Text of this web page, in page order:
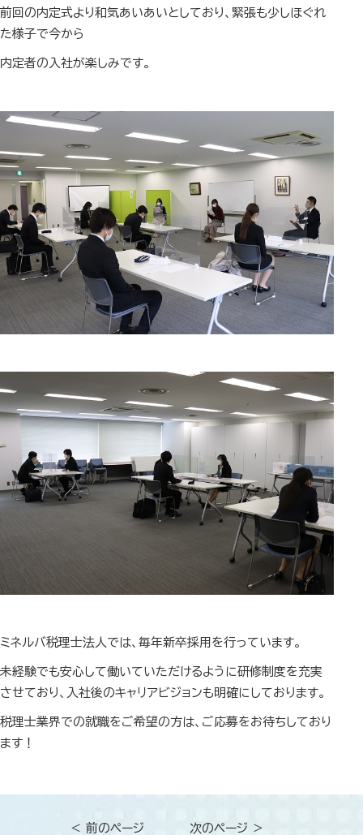
前回の内定式より和気あいあいとしており、緊張も少しほぐれ
た様子で今から
内定者の入社が楽しみです。
ミネルバ税理士法人では、毎年新卒採用を行っています。
未経験でも安心して働いていただけるように研修制度を充実
させており、入社後のキャリアビジョンも明確にしております。
税理士業界での就職をご希望の方は、ご応募をお待ちしており
ます！
＜ 前のページ 次のページ ＞